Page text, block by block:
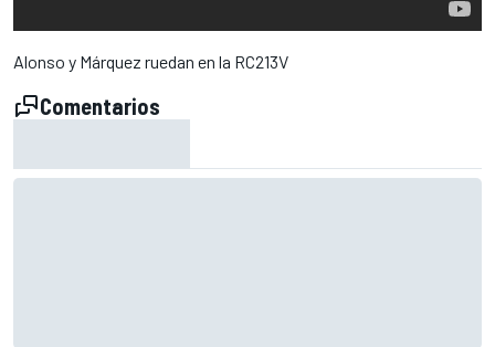
Alonso y Márquez ruedan en la RC213V
Comentarios